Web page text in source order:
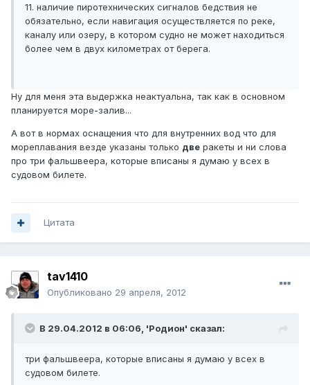
11. наличие пиротехнических сигналов бедствия не
обязательно, если навигация осуществляется по реке,
каналу или озеру, в котором судно не может находиться
более чем в двух километрах от берега.
Ну для меня эта выдержка неактуальна, так как в основном
планируется море-залив...
А вот в нормах оснащения что для внутренних вод что для
мореплавания везде указаны только две ракеты и ни слова
про три фальшвеера, которые вписаны я думаю у всех в
судовом билете.
Цитата
tav1410
Опубликовано 29 апреля, 2012
В 29.04.2012 в 06:06, 'Родион' сказал:
три фальшвеера, которые вписаны я думаю у всех в
судовом билете.